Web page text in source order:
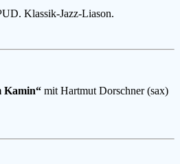
Klassik-Jazz-Liason.
Kamin“ mit Hartmut Dorschner (sax)